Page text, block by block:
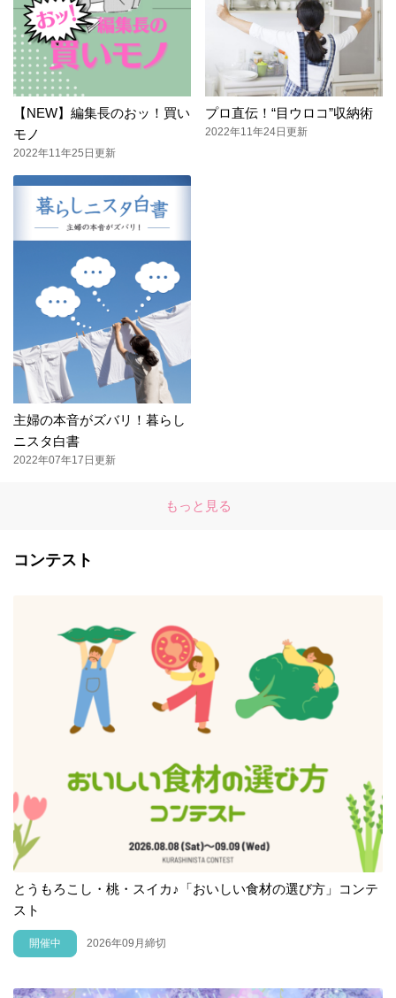
【NEW】編集長のおッ！買い
モノ
2022年11年25日更新
プロ直伝！“目ウロコ”収納術
2022年11年24日更新
主婦の本音がズバリ！暮らし
ニスタ白書
2022年07年17日更新
もっと見る
コンテスト
とうもろこし・桃・スイカ♪「おいしい食材の選び方」コンテ
スト
開催中 2026年09月締切